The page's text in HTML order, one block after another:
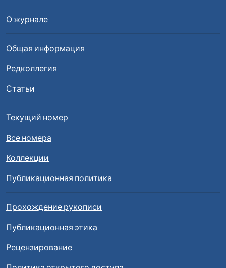
О журнале
Общая информация
Редколлегия
Статьи
Текущий номер
Все номера
Коллекции
Публикационная политика
Прохождение рукописи
Публикационная этика
Рецензирование